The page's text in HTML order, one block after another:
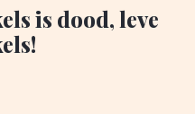
is dood, leve